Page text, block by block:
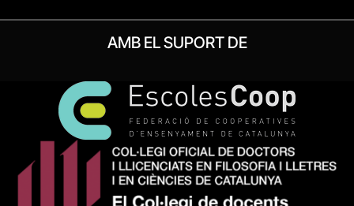
AMB EL SUPORT DE